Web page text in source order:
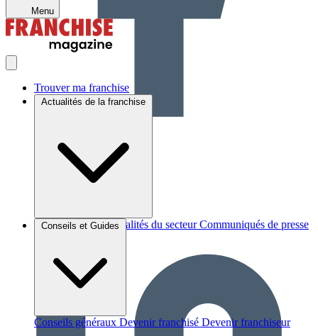
Menu
Trouver ma franchise
Actualités de la franchise
Brèves et actus Actualités du secteur Communiqués de presse
Conseils et Guides
Conseils généraux Devenir franchisé Devenir franchiseur